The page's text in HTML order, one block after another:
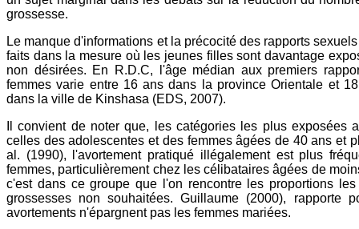
grossesse.
Le manque d'informations et la précocité des rapports
faits dans la mesure où les jeunes filles sont davantage
non désirées. En R.D.C, l'âge médian aux premiers
femmes varie entre 16 ans dans la province Orientale et
dans la ville de Kinshasa (EDS, 2007).
Il convient de noter que, les catégories les plus exposées
celles des adolescentes et des femmes âgées de 40 ans et
al. (1990), l'avortement pratiqué illégalement est plus
femmes, particulièrement chez les célibataires âgées de
c'est dans ce groupe que l'on rencontre les proportions
grossesses non souhaitées. Guillaume (2000), rapporte
avortements n'épargnent pas les femmes mariées.